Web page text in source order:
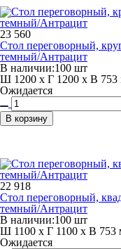
23 560
Стол переговорный,
темный/Антрацит
В наличии:100 шт
Ш 1200 x Г 1200 x В 753
Ожидается
В корзину
22 918
Стол переговорный,
темный/Антрацит
В наличии:100 шт
Ш 1100 x Г 1100 x В 753
Ожидается